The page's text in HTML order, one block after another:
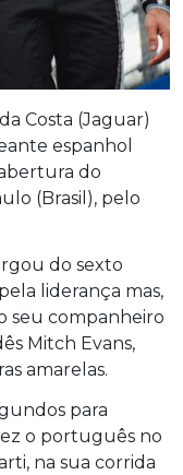
Costa (Jaguar)
espanhol
do
(Brasil), pelo
do sexto
liderança mas,
seu companheiro
Mitch Evans,
amarelas.
para
o português no
na sua corrida